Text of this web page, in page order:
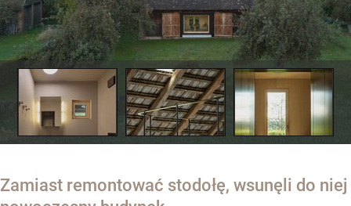
Zamiast remontować stodołę, wsunęli do niej